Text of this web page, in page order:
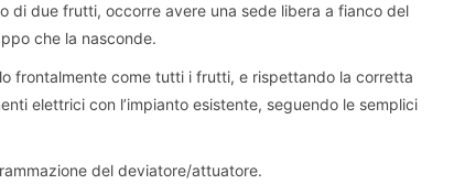
di due frutti, occorre avere una sede libera a fianco del
che la nasconde.
frontalmente come tutti i frutti, e rispettando la corretta
elettrici con l’impianto esistente, seguendo le semplici
del deviatore/attuatore.